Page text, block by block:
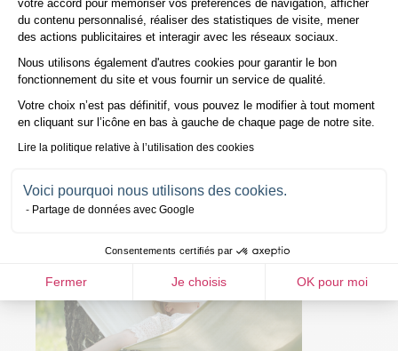
votre accord pour mémoriser vos préférences de navigation, afficher
du contenu personnalisé, réaliser des statistiques de visite, mener
des actions publicitaires et interagir avec les réseaux sociaux.
Nous utilisons également d'autres cookies pour garantir le bon
fonctionnement du site et vous fournir un service de qualité.
Votre choix n’est pas définitif, vous pouvez le modifier à tout moment
en cliquant sur l’icône en bas à gauche de chaque page de notre site.
Lire la politique relative à l’utilisation des cookies
Voici pourquoi nous utilisons des cookies.
Partage de données avec Google
Consentements certifiés par
Fermer Je choisis OK pour moi
Axeptio consent
Dans un monde oùla préventionoccupe une place de plus en plus
importante dans le domaine de la santé, la méditation pleine
conscience devient un outil essentiel.
Elle offre aux individus la possibilité de prendre en main leur bien-être
de manière proactive. Plutôt que de simplement traiter les symptômes,
la méditation pleine conscience s'adresse aux racines du stress et de
l'anxiété, contribuant ainsi à la prévention des problèmes de santé à
long terme.